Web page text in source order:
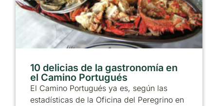
10 delicias de la gastronomía en
el Camino Portugués
El Camino Portugués ya es, según las
estadísticas de la Oficina del Peregrino en